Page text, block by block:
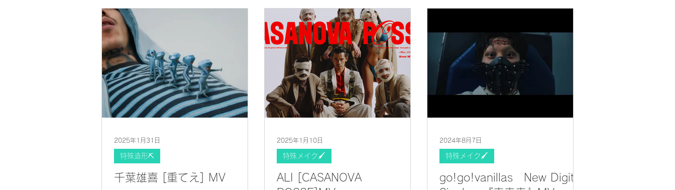
千葉雄喜 [重てえ] MV
特殊造形⛏
2025年1月31日
ALI [CASANOVA
特殊メイク🖌
2025年1月10日
go!go!vanillas New Digital
特殊メイク🖌
2024年8月7日